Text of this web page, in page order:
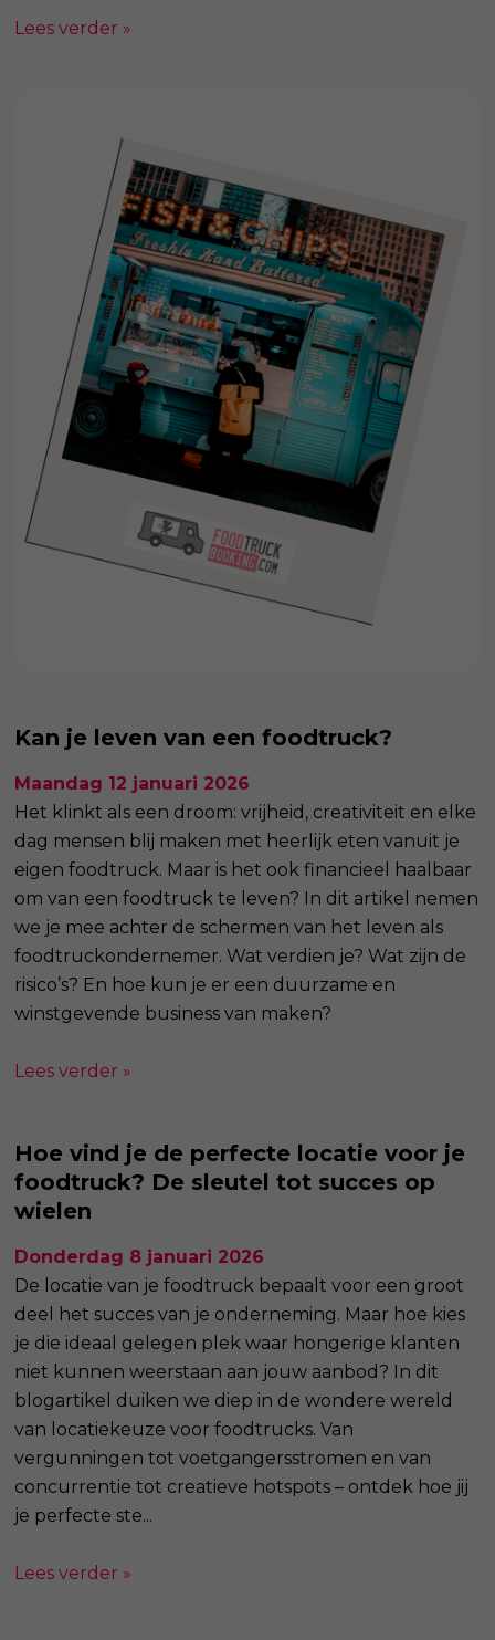
Lees verder »
Kan je leven van een foodtruck?
Maandag 12 januari 2026
Het klinkt als een droom: vrijheid, creativiteit en elke
dag mensen blij maken met heerlijk eten vanuit je
eigen foodtruck. Maar is het ook financieel haalbaar
om van een foodtruck te leven? In dit artikel nemen
we je mee achter de schermen van het leven als
foodtruckondernemer. Wat verdien je? Wat zijn de
risico’s? En hoe kun je er een duurzame en
winstgevende business van maken?
Lees verder »
Hoe vind je de perfecte locatie voor je
foodtruck? De sleutel tot succes op
wielen
Donderdag 8 januari 2026
De locatie van je foodtruck bepaalt voor een groot
deel het succes van je onderneming. Maar hoe kies
je die ideaal gelegen plek waar hongerige klanten
niet kunnen weerstaan aan jouw aanbod? In dit
blogartikel duiken we diep in de wondere wereld
van locatiekeuze voor foodtrucks. Van
vergunningen tot voetgangersstromen en van
concurrentie tot creatieve hotspots – ontdek hoe jij
je perfecte ste...
Lees verder »